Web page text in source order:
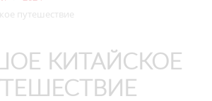
путешествие
КИТАЙСКОЕ